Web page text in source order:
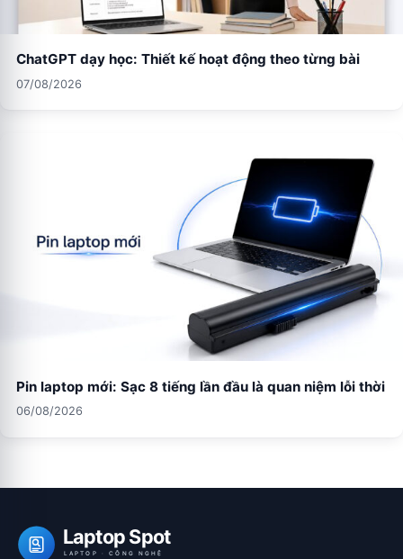
ChatGPT dạy học: Thiết kế hoạt động theo từng bài
07/08/2026
Pin laptop mới: Sạc 8 tiếng lần đầu là quan niệm lỗi thời
06/08/2026
Laptop Spot
LAPTOP · CÔNG NGHỆ